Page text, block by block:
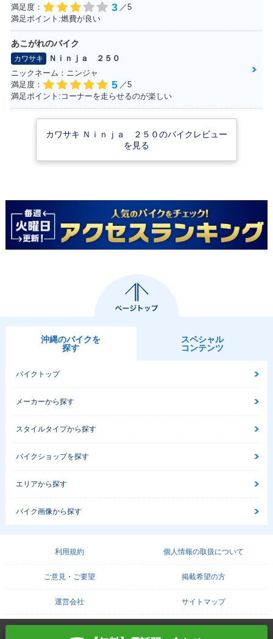
2016年 Ninja 250
ABS KRT Editio
n・特別・限定仕様
2016年 Ninja 250
Special Edition・
カラーチェンジ
ジ
2016年 Ninja 25
0・カラーチェンジ
2015年 Ninja 250
Special Edition・
マイナーチェンジ
2015年 Ninja 250
ABS Special Editi
on・マイナーチェ
ンジ
カラーチェンジ
on・カラーチェン
ジ
2013年 Ninja 25
満足度：
3 ／5
満足ポイント:燃費が良い
あこがれのバイク
カワサキ
Ｎｉｎｊａ ２５０
ニックネーム：ニンジャ
満足度：
5 ／5
満足ポイント:コーナーを走らせるのが楽しい
カワサキ Ｎｉｎｊａ ２５０のバイクレビュー
を見る
沖縄のバイクを
探す
スペシャル
コンテンツ
バイクトップ
メーカーから探す
スタイルタイプから探す
バイクショップを探す
エリアから探す
バイク画像から探す
利用規約 個人情報の取扱について
ご意見・ご要望 掲載希望の方
運営会社 サイトマップ